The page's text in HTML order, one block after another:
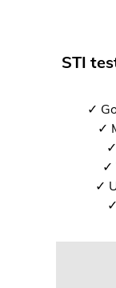
STI
✓
✓
✓
✓